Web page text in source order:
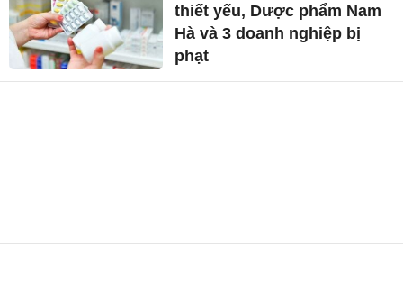
thiết yếu, Dược phẩm Nam
Hà và 3 doanh nghiệp bị
phạt